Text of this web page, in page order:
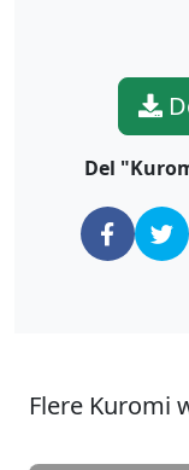
Del
Flere Kuromi